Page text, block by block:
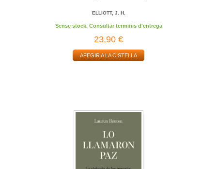
ELLIOTT, J. H.
Sense stock. Consultar terminis d'entrega
23,90 €
AFEGIR A LA CISTELLA